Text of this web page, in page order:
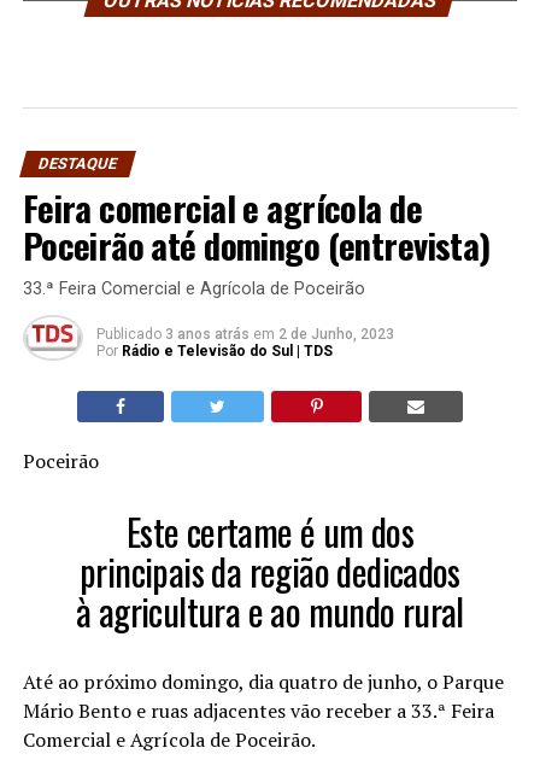
DESTAQUE
Feira comercial e agrícola de
Poceirão até domingo (entrevista)
33.ª Feira Comercial e Agrícola de Poceirão
Publicado 3 anos atrás em 2 de Junho, 2023
Por Rádio e Televisão do Sul | TDS
Poceirão
Este certame é um dos
principais da região dedicados
à agricultura e ao mundo rural
Até ao próximo domingo, dia quatro de junho, o Parque
Mário Bento e ruas adjacentes vão receber a 33.ª Feira
Comercial e Agrícola de Poceirão.